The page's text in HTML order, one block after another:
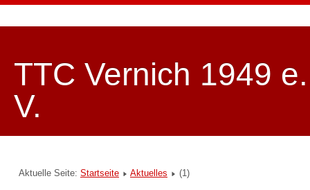
TTC Vernich 1949 e.
V.
Aktuelle Seite: Startseite Aktuelles (1)